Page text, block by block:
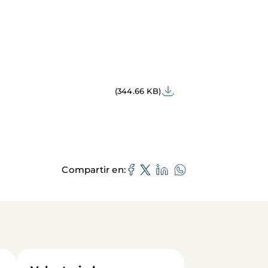
(344.66 KB)
Compartir en